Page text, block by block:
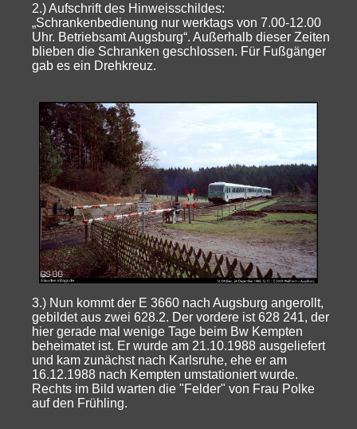
2.) Aufschrift des Hinweisschildes:
„Schrankenbedienung nur werktags von 7.00-12.00
Uhr. Betriebsamt Augsburg“. Außerhalb dieser Zeiten
blieben die Schranken geschlossen. Für Fußgänger
gab es ein Drehkreuz.
3.) Nun kommt der E 3660 nach Augsburg angerollt,
gebildet aus zwei 628.2. Der vordere ist 628 241, der
hier gerade mal wenige Tage beim Bw Kempten
beheimatet ist. Er wurde am 21.10.1988 ausgeliefert
und kam zunächst nach Karlsruhe, ehe er am
16.12.1988 nach Kempten umstationiert wurde.
Rechts im Bild warten die "Felder" von Frau Polke
auf den Frühling.